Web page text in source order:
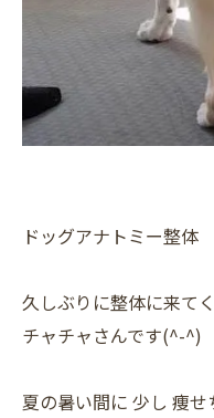
ドッグアナトミー整体
久しぶりに整体に来て
チャチャさんです(^-^)
夏の暑い間に 少し 痩